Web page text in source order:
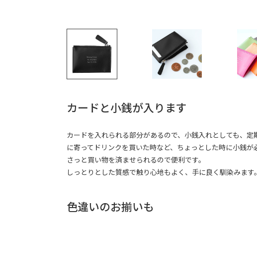
カードと小銭が入ります
カードを入れられる部分があるので、小銭入れとしても、
に寄ってドリンクを買いた時など、ちょっとした時に小銭
さっと買い物を済ませられるので便利です。
しっとりとした質感で触り心地もよく、手に良く馴染みま
色違いのお揃いも